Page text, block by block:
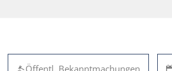
Öffentl. Bekanntmachungen